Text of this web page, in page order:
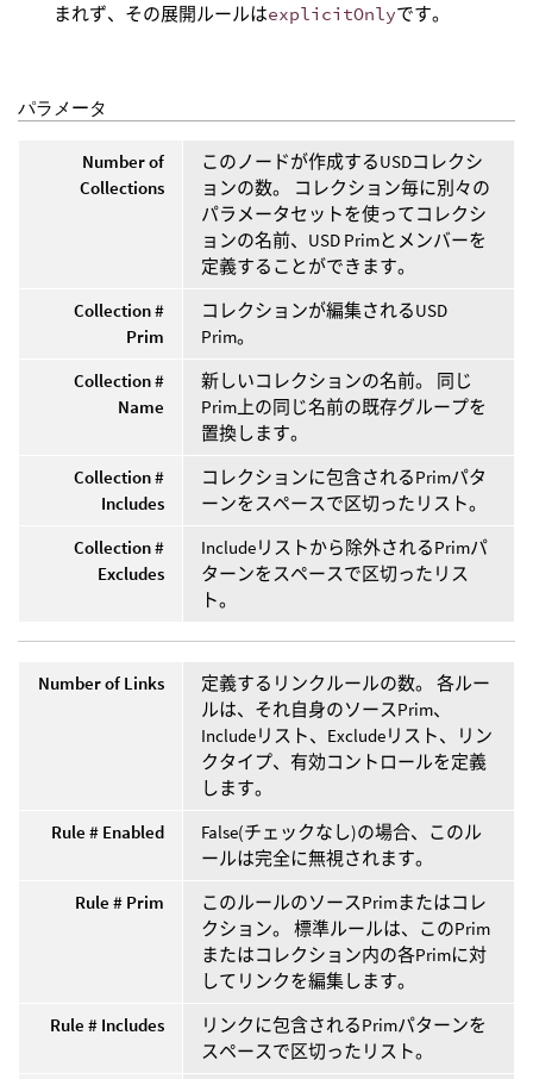
まれず、その展開ルールはexplicitOnlyです。
パラメータ
Number of
Collections
このノードが作成するUSDコレクシ
ョンの数。 コレクション毎に別々の
パラメータセットを使ってコレクシ
ョンの名前、USD Primとメンバーを
定義することができます。
Collection #
Prim
コレクションが編集されるUSD
Prim。
Collection #
Name
新しいコレクションの名前。 同じ
Prim上の同じ名前の既存グループを
置換します。
Collection #
Includes
コレクションに包含されるPrimパタ
ーンをスペースで区切ったリスト。
Collection #
Excludes
Includeリストから除外されるPrimパ
ターンをスペースで区切ったリス
ト。
Number of Links
定義するリンクルールの数。 各ルー
ルは、それ自身のソースPrim、
Includeリスト、Excludeリスト、リン
クタイプ、有効コントロールを定義
します。
Rule # Enabled
False(チェックなし)の場合、このル
ールは完全に無視されます。
Rule # Prim
このルールのソースPrimまたはコレ
クション。 標準ルールは、このPrim
またはコレクション内の各Primに対
してリンクを編集します。
Rule # Includes
リンクに包含されるPrimパターンを
スペースで区切ったリスト。